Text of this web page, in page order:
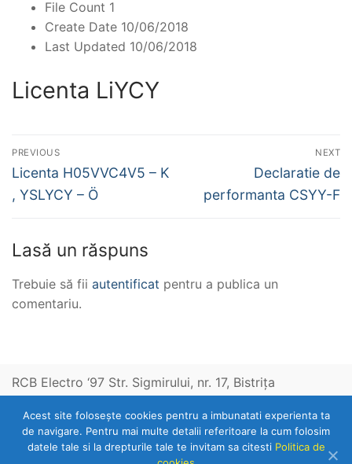
File Count 1
Create Date 10/06/2018
Last Updated 10/06/2018
Licenta LiYCY
Navigare
în
articole
PREVIOUS
Previous
post:
Licenta H05VVC4V5 – K
, YSLYCY – Ö
NEXT
Next
post:
Declaratie de
performanta CSYY-F
Lasă un răspuns
Trebuie să fii autentificat pentru a publica un
comentariu.
RCB Electro ‘97 Str. Sigmirului, nr. 17, Bistriţa
Telefon: 0263-236153
Acest site foloseşte cookies pentru a imbunatati experienta ta
de navigare. Pentru mai multe detalii referitoare la cum folosim
datele tale si la drepturile tale te invitam sa citesti Politica de